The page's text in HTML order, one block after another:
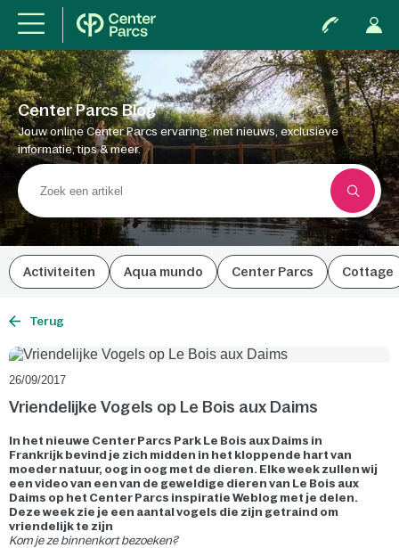
Center Parcs Blog
Jouw online Center Parcs ervaring: met nieuws, exclusieve
informatie, tips & meer.
Activiteiten Aqua mundo Center Parcs Cottage
Terug
26/09/2017
Vriendelijke Vogels op Le Bois aux Daims
In het nieuwe Center Parcs Park Le Bois aux Daims in
Frankrijk bevind je zich midden in het kloppende hart van
moeder natuur, oog in oog met de dieren. Elke week zullen wij
een video van een van de geweldige dieren van Le Bois aux
Daims op het Center Parcs inspiratie Weblog met je delen.
Deze week zie je een aantal vogels die zijn getraind om
vriendelijk te zijn
Kom je ze binnenkort bezoeken?